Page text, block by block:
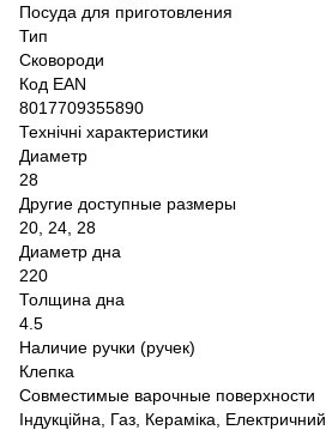
Посуда для приготовления
Тип
Сковороди
Код EAN
8017709355890
Технічні характеристики
Диаметр
28
Другие доступные размеры
20, 24, 28
Диаметр дна
220
Толщина дна
4.5
Наличие ручки (ручек)
Клепка
Совместимые варочные поверхности
Індукційна, Газ, Кераміка, Електричний